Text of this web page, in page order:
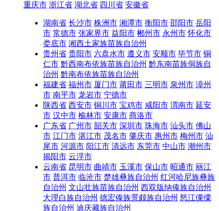
重庆市 浙江省 湖北省 四川省 安徽省
湖南省 长沙市 株洲市 湘潭市 衡阳市 邵阳市 岳阳
市 常德市 张家界市 益阳市 郴州市 永州市 怀化市
娄底市 湘西土家族苗族自治州
贵州省 贵阳市 六盘水市 遵义市 安顺市 毕节市 铜
仁市 黔西南布依族苗族自治州 黔东南苗族侗族自
治州 黔南布依族苗族自治州
福建省 福州市 厦门市 莆田市 三明市 泉州市 漳州
市 南平市 龙岩市 宁德市
陕西省 西安市 铜川市 宝鸡市 咸阳市 渭南市 延安
市 汉中市 榆林市 安康市 商洛市
广东省 广州市 韶关市 深圳市 珠海市 汕头市 佛山
市 江门市 湛江市 茂名市 肇庆市 惠州市 梅州市 汕
尾市 河源市 阳江市 清远市 东莞市 中山市 潮州市
揭阳市 云浮市
云南省 昆明市 曲靖市 玉溪市 保山市 昭通市 丽江
市 普洱市 临沧市 楚雄彝族自治州 红河哈尼族彝族
自治州 文山壮族苗族自治州 西双版纳傣族自治州
大理白族自治州 德宏傣族景颇族自治州 怒江傈僳
族自治州 迪庆藏族自治州